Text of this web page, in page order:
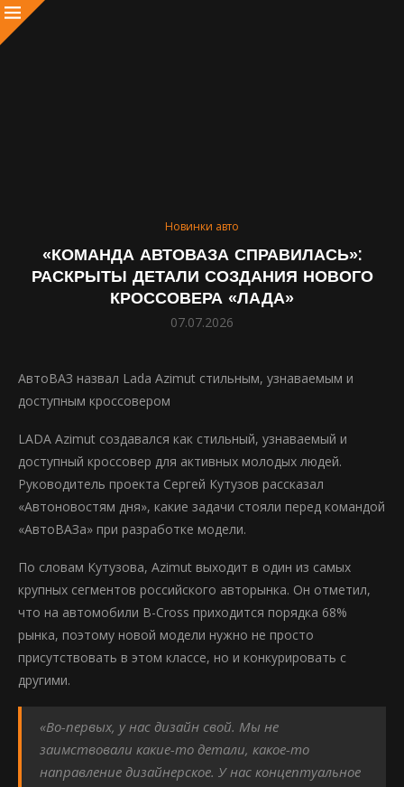
Новинки авто
«КОМАНДА АВТОВАЗА СПРАВИЛАСЬ»:
РАСКРЫТЫ ДЕТАЛИ СОЗДАНИЯ НОВОГО
КРОССОВЕРА «ЛАДА»
07.07.2026
АвтоВАЗ назвал Lada Azimut стильным, узнаваемым и
доступным кроссовером
LADA Azimut создавался как стильный, узнаваемый и
доступный кроссовер для активных молодых людей.
Руководитель проекта Сергей Кутузов рассказал
«Автоновостям дня», какие задачи стояли перед командой
«АвтоВАЗа» при разработке модели.
По словам Кутузова, Azimut выходит в один из самых
крупных сегментов российского авторынка. Он отметил,
что на автомобили B-Cross приходится порядка 68%
рынка, поэтому новой модели нужно не просто
присутствовать в этом классе, но и конкурировать с
другими.
«Во-первых, у нас дизайн свой. Мы не
заимствовали какие-то детали, какое-то
направление дизайнерское. У нас концептуальное